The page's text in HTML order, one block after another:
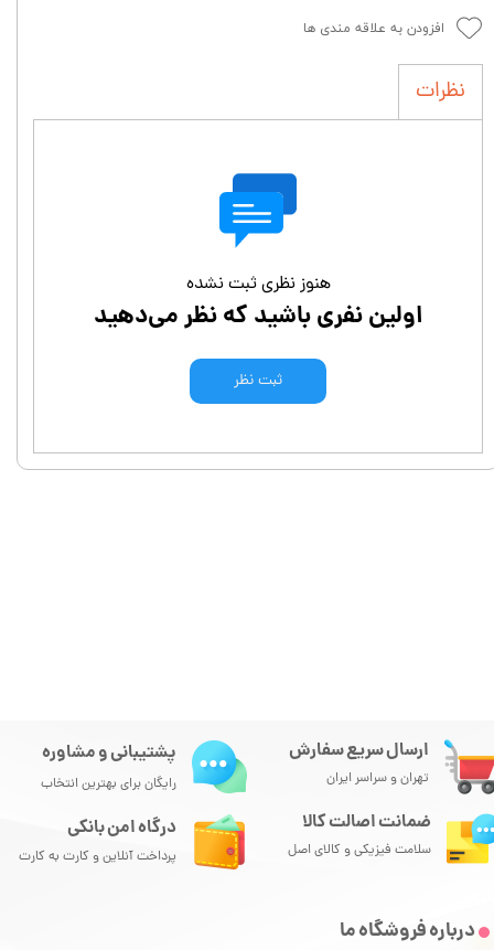
افزودن به علاقه مندی ها
نظرات
هنوز نظری ثبت نشده
اولین نفری باشید که نظر می‌دهید
ثبت نظر
ارسال سریع سفارش
تهران و سراسر ایران
درگاه امن بانکی
پرداخت آنلاین و کارت به کارت
پشتیبانی و مشاوره
رایگان برای بهترین انتخاب
ضمانت اصالت کالا
سلامت فیزیکی و کالای اصل
درباره فروشگاه ما